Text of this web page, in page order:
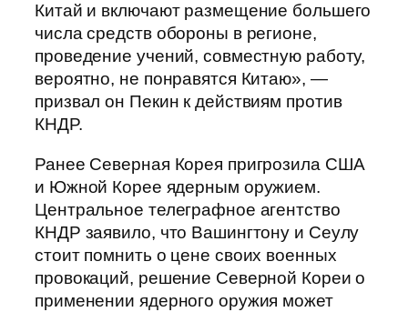
Китай и включают размещение большего
числа средств обороны в регионе,
проведение учений, совместную работу,
вероятно, не понравятся Китаю», —
призвал он Пекин к действиям против
КНДР.
Ранее Северная Корея пригрозила США
и Южной Корее ядерным оружием.
Центральное телеграфное агентство
КНДР заявило, что Вашингтону и Сеулу
стоит помнить о цене своих военных
провокаций, решение Северной Кореи о
применении ядерного оружия может